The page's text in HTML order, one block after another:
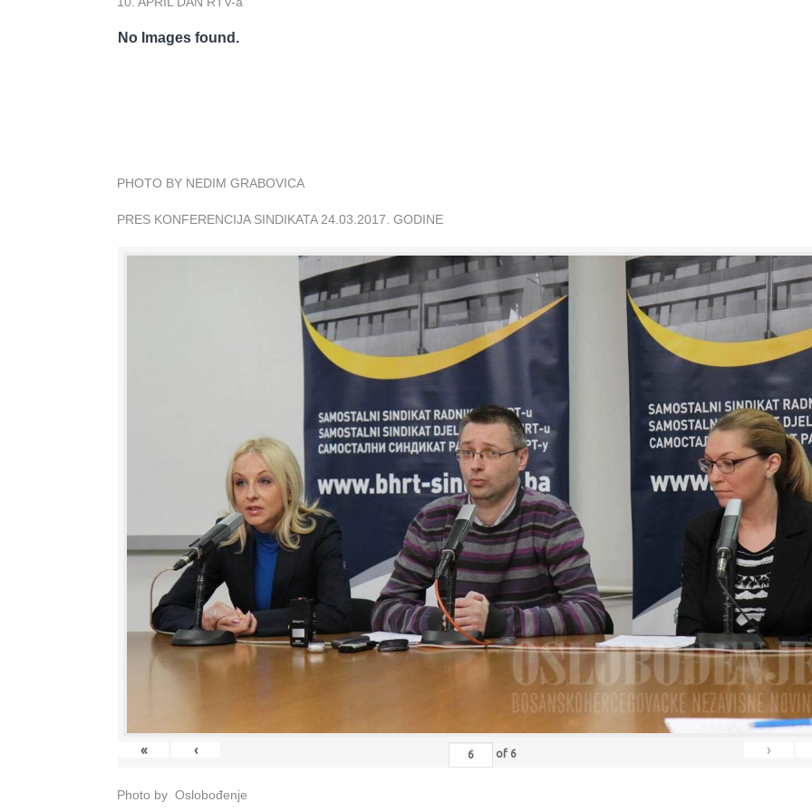
No Images found.
PHOTO BY NEDIM GRABOVICA
PRES KONFERENCIJA SINDIKATA 24.03.2017. GODINE
« ‹ of 6 ›
Photo by Oslobođenje